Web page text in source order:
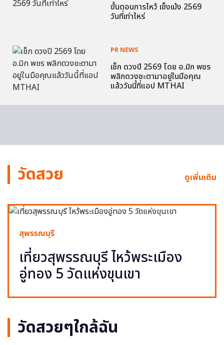
ขั้นตอนการไหว้ เช็งเม้ง 2569
วันที่เท่าไหร่
PR NEWS
เช็ก ดวงปี 2569 โดย อ.มิก พชร
พลิกดวงชะตามาอยู่ในมือคุณ
แล้ววันนี้ที่แอป MTHAI
วัดสวย ดูเพิ่มเติม
สุพรรณบุรี
เที่ยวสุพรรณบุรี ไหว้พระเมือง
อู่ทอง 5 วัดแห่งขุนเขา
วัดสวยๆใกล้ฉัน